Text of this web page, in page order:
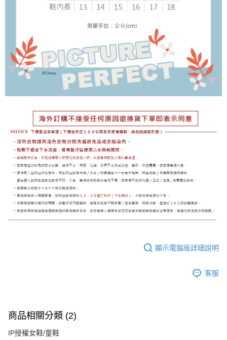
顯示電腦版詳細說明
客服
商品相關分類 (2)
IP授權女鞋/童鞋